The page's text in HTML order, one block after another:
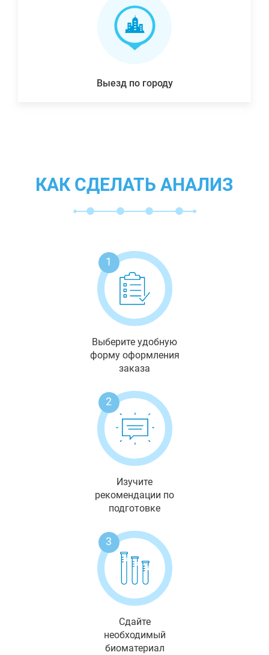
Выезд по городу
КАК СДЕЛАТЬ АНАЛИЗ
1
Выберите удобную
форму оформления
заказа
2
Изучите
рекомендации по
подготовке
3
Сдайте
необходимый
биоматериал